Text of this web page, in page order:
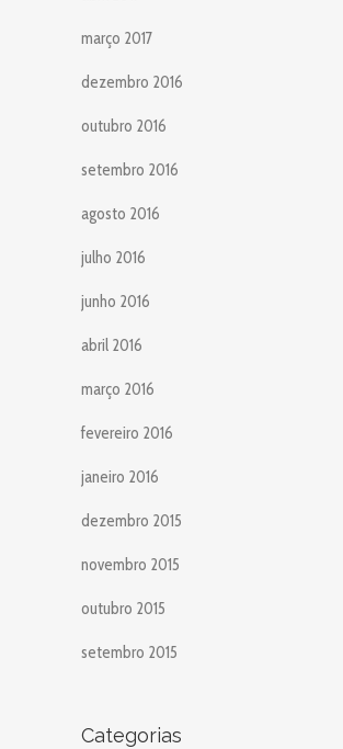
março 2017
dezembro 2016
outubro 2016
setembro 2016
agosto 2016
julho 2016
junho 2016
abril 2016
março 2016
fevereiro 2016
janeiro 2016
dezembro 2015
novembro 2015
outubro 2015
setembro 2015
Categorias